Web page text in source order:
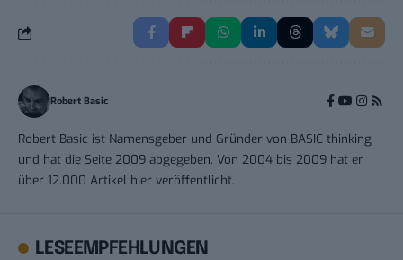
Robert Basic
Robert Basic ist Namensgeber und Gründer von BASIC thinking
und hat die Seite 2009 abgegeben. Von 2004 bis 2009 hat er
über 12.000 Artikel hier veröffentlicht.
LESEEMPFEHLUNGEN